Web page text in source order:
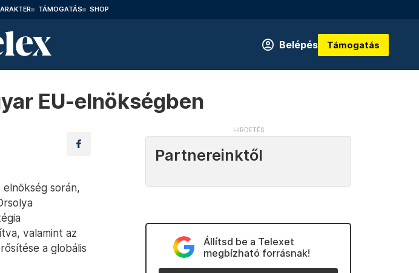
TÁMOGATÁS SHOP
Belépés Támogatás
EU-elnökségben
során,
valamint az
a globális
Partnereinktől
Állítsd be a Telexet
megbízható forrásnak!